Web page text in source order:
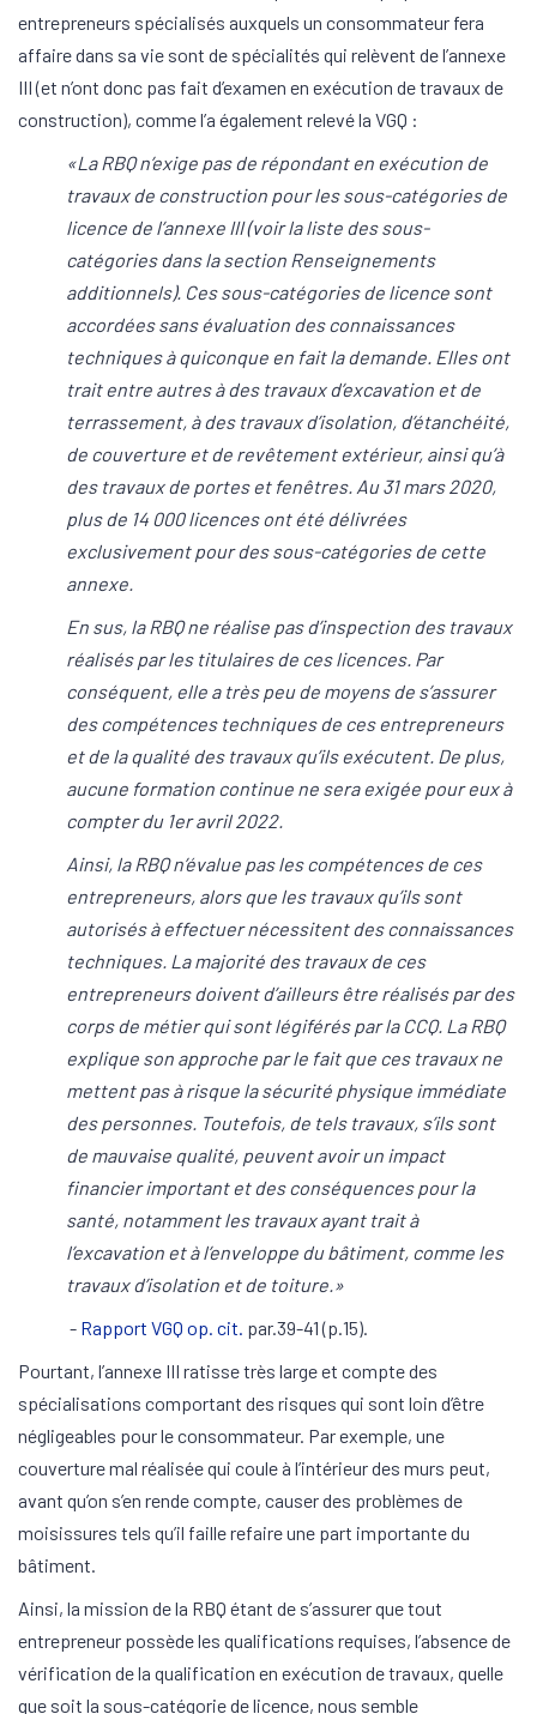
entrepreneurs spécialisés auxquels un consommateur fera
affaire dans sa vie sont de spécialités qui relèvent de l’annexe
III (et n’ont donc pas fait d’examen en exécution de travaux de
construction), comme l’a également relevé la VGQ :
«La RBQ n’exige pas de répondant en exécution de
travaux de construction pour les sous-catégories de
licence de l’annexe III (voir la liste des sous-
catégories dans la section Renseignements
additionnels). Ces sous-catégories de licence sont
accordées sans évaluation des connaissances
techniques à quiconque en fait la demande. Elles ont
trait entre autres à des travaux d’excavation et de
terrassement, à des travaux d’isolation, d’étanchéité,
de couverture et de revêtement extérieur, ainsi qu’à
des travaux de portes et fenêtres. Au 31 mars 2020,
plus de 14 000 licences ont été délivrées
exclusivement pour des sous-catégories de cette
annexe.
En sus, la RBQ ne réalise pas d’inspection des travaux
réalisés par les titulaires de ces licences. Par
conséquent, elle a très peu de moyens de s’assurer
des compétences techniques de ces entrepreneurs
et de la qualité des travaux qu’ils exécutent. De plus,
aucune formation continue ne sera exigée pour eux à
compter du 1er avril 2022.
Ainsi, la RBQ n’évalue pas les compétences de ces
entrepreneurs, alors que les travaux qu’ils sont
autorisés à effectuer nécessitent des connaissances
techniques. La majorité des travaux de ces
entrepreneurs doivent d’ailleurs être réalisés par des
corps de métier qui sont légiférés par la CCQ. La RBQ
explique son approche par le fait que ces travaux ne
mettent pas à risque la sécurité physique immédiate
des personnes. Toutefois, de tels travaux, s’ils sont
de mauvaise qualité, peuvent avoir un impact
financier important et des conséquences pour la
santé, notamment les travaux ayant trait à
l’excavation et à l’enveloppe du bâtiment, comme les
travaux d’isolation et de toiture.»
- Rapport VGQ op. cit. par.39-41 (p.15).
Pourtant, l’annexe III ratisse très large et compte des
spécialisations comportant des risques qui sont loin d’être
négligeables pour le consommateur. Par exemple, une
couverture mal réalisée qui coule à l’intérieur des murs peut,
avant qu’on s’en rende compte, causer des problèmes de
moisissures tels qu’il faille refaire une part importante du
bâtiment.
Ainsi, la mission de la RBQ étant de s’assurer que tout
entrepreneur possède les qualifications requises, l’absence de
vérification de la qualification en exécution de travaux, quelle
que soit la sous-catégorie de licence, nous semble